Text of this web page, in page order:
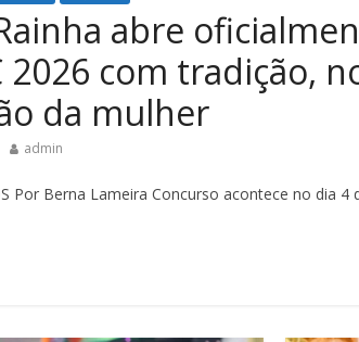
abre
2026 com tradição,
da mulher
admin
Por Berna Lameira Concurso acontece no dia